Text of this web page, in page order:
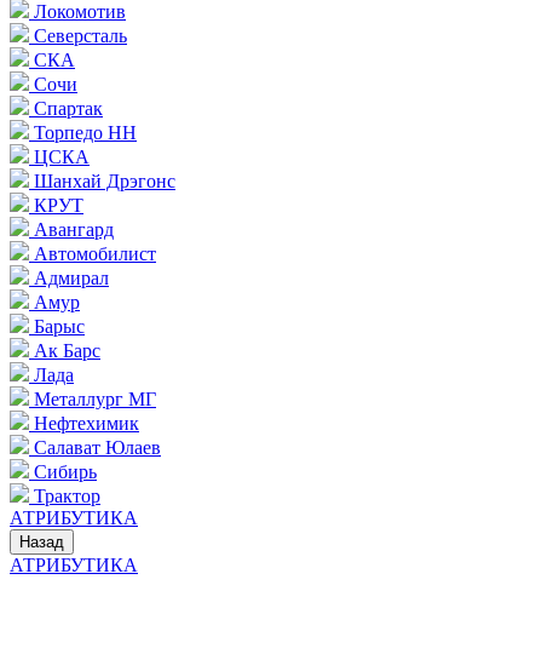
Локомотив
Северсталь
СКА
Сочи
Спартак
Торпедо НН
ЦСКА
Шанхай Дрэгонс
КРУТ
Авангард
Автомобилист
Адмирал
Амур
Барыс
Ак Барс
Лада
Металлург МГ
Нефтехимик
Салават Юлаев
Сибирь
Трактор
АТРИБУТИКА
Назад
АТРИБУТИКА